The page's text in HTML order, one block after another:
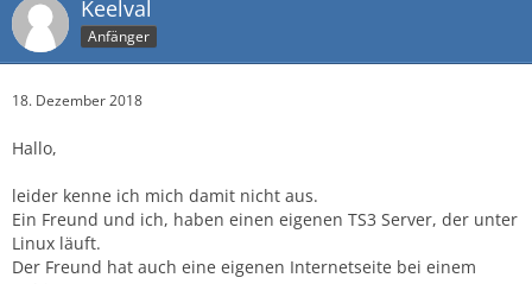
Keelval
Anfänger
18. Dezember 2018
Hallo,
leider kenne ich mich damit nicht aus.
Ein Freund und ich, haben einen eigenen TS3 Server, der unter
Linux läuft.
Der Freund hat auch eine eigenen Internetseite bei einem